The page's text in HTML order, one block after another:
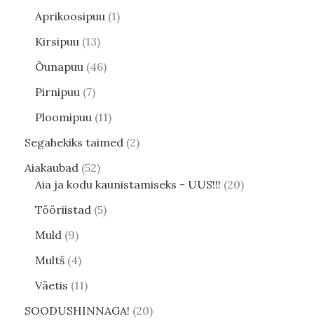
Aprikoosipuu 1
Kirsipuu 13
Õunapuu 46
Pirnipuu 7
Ploomipuu 11
Segahekiks taimed 2
Aiakaubad 52
Aia ja kodu kaunistamiseks - UUS!!! 20
Tööriistad 5
Muld 9
Multš 4
Väetis 11
SOODUSHINNAGA! 20